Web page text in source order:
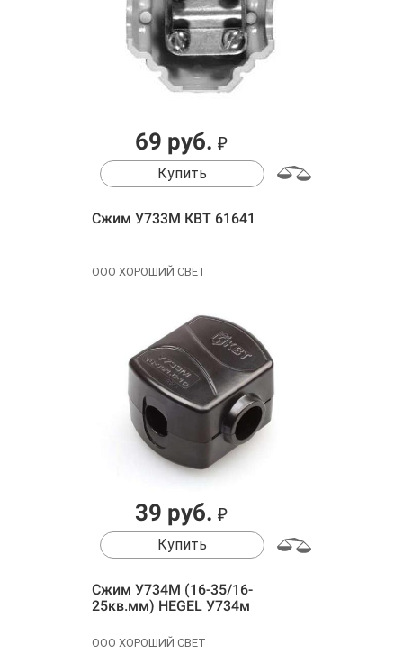
69 руб. ₽
Купить
Сжим У733М КВТ 61641
ООО ХОРОШИЙ СВЕТ
39 руб. ₽
Купить
Сжим У734М (16-35/16-
25кв.мм) HEGEL У734м
ООО ХОРОШИЙ СВЕТ